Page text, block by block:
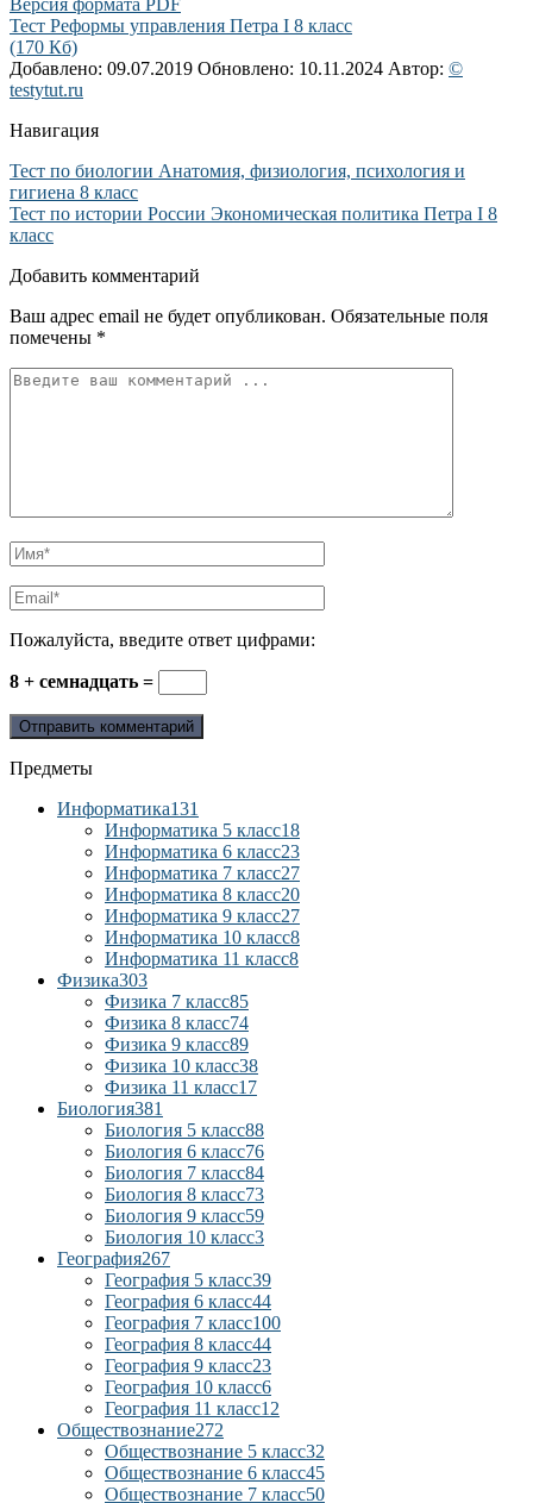
Тест Реформы управления Петра I 8 класс
(170 Кб)
Добавлено: 09.07.2019 Обновлено: 10.11.2024 Автор: ©
testytut.ru
Навигация
Тест по биологии Анатомия, физиология, психология и
гигиена 8 класс
Тест по истории России Экономическая политика Петра I 8
класс
Добавить комментарий
Ваш адрес email не будет опубликован. Обязательные поля
помечены *
Пожалуйста, введите ответ цифрами:
8 + семнадцать =
Предметы
Информатика131
Информатика 5 класс18
Информатика 6 класс23
Информатика 7 класс27
Информатика 8 класс20
Информатика 9 класс27
Информатика 10 класс8
Информатика 11 класс8
Физика303
Физика 7 класс85
Физика 8 класс74
Физика 9 класс89
Физика 10 класс38
Физика 11 класс17
Биология381
Биология 5 класс88
Биология 6 класс76
Биология 7 класс84
Биология 8 класс73
Биология 9 класс59
Биология 10 класс3
География267
География 5 класс39
География 6 класс44
География 7 класс100
География 8 класс44
География 9 класс23
География 10 класс6
География 11 класс12
Обществознание272
Обществознание 5 класс32
Обществознание 6 класс45
Обществознание 7 класс50